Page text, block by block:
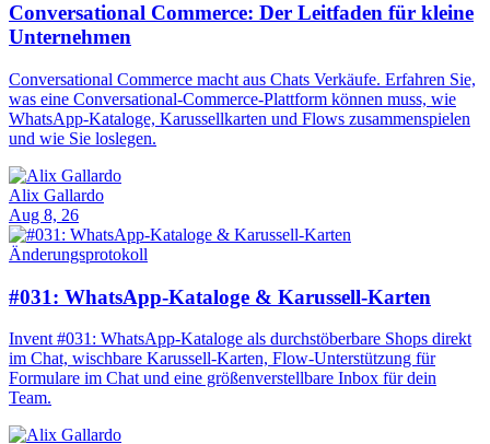
Conversational Commerce: Der Leitfaden für kleine
Unternehmen
Conversational Commerce macht aus Chats Verkäufe. Erfahren Sie,
was eine Conversational-Commerce-Plattform können muss, wie
WhatsApp-Kataloge, Karussellkarten und Flows zusammenspielen
und wie Sie loslegen.
Alix Gallardo
Aug 8, 26
Änderungsprotokoll
#031: WhatsApp-Kataloge & Karussell-Karten
Invent #031: WhatsApp-Kataloge als durchstöberbare Shops direkt
im Chat, wischbare Karussell-Karten, Flow-Unterstützung für
Formulare im Chat und eine größenverstellbare Inbox für dein
Team.